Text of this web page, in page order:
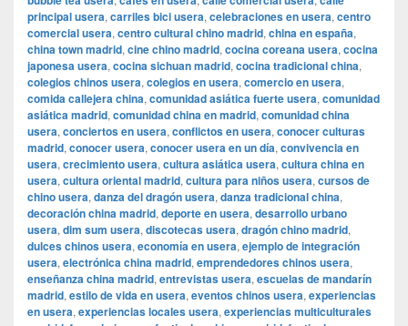
principal usera, carriles bici usera, celebraciones en usera, centro
comercial usera, centro cultural chino madrid, china en españa,
china town madrid, cine chino madrid, cocina coreana usera, cocina
japonesa usera, cocina sichuan madrid, cocina tradicional china,
colegios chinos usera, colegios en usera, comercio en usera,
comida callejera china, comunidad asiática fuerte usera, comunidad
asiática madrid, comunidad china en madrid, comunidad china
usera, conciertos en usera, conflictos en usera, conocer culturas
madrid, conocer usera, conocer usera en un día, convivencia en
usera, crecimiento usera, cultura asiática usera, cultura china en
usera, cultura oriental madrid, cultura para niños usera, cursos de
chino usera, danza del dragón usera, danza tradicional china,
decoración china madrid, deporte en usera, desarrollo urbano
usera, dim sum usera, discotecas usera, dragón chino madrid,
dulces chinos usera, economía en usera, ejemplo de integración
usera, electrónica china madrid, emprendedores chinos usera,
enseñanza china madrid, entrevistas usera, escuelas de mandarín
madrid, estilo de vida en usera, eventos chinos usera, experiencias
en usera, experiencias locales usera, experiencias multiculturales